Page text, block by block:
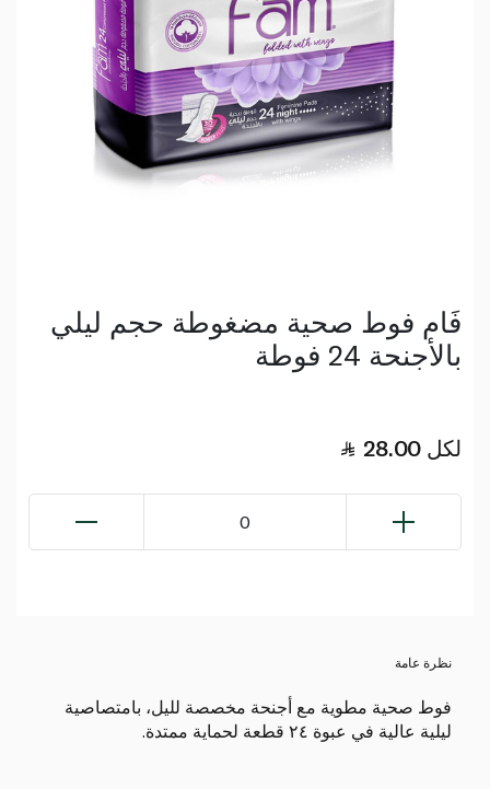
فَام فوط صحية مضغوطة حجم ليلي
بالأجنحة 24 فوطة
28.00 لكل
0
نظرة عامة
فوط صحية مطوية مع أجنحة مخصصة لليل، بامتصاصية
ليلية عالية في عبوة ٢٤ قطعة لحماية ممتدة.